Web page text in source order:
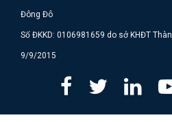
Đông Đô
Số ĐKKD: 0106981659 do sở KHĐT
9/9/2015